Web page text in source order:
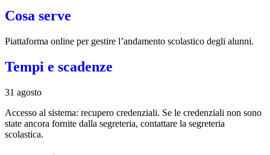
Cosa serve
Piattaforma online per gestire l’andamento scolastico degli alunni.
Tempi e scadenze
31 agosto
Accesso al sistema: recupero credenziali. Se le credenziali non sono
state ancora fornite dalla segreteria, contattare la segreteria
scolastica.